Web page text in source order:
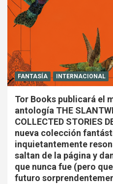
FANTASÍA INTERNACIONAL
Tor Books publicará el
antología THE
COLLECTED STORIES
nueva colección
inquietantemente
saltan de la página y
que nunca fue (pero
futuro